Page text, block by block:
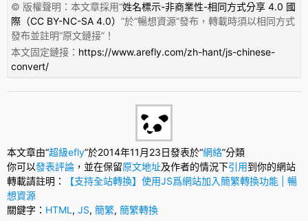
© 版權聲明：本文章採用“姓名標示-非商業性-相同方式分享 4.0 國
際（CC BY-NC-SA 4.0） ”於“暢想資源”發布，轉載時須以相同方式
發布並註明“原文鏈接”！
本文固定鏈接： https://www.arefly.com/zh-hant/js-chinese-
convert/
本文章由“超級efly”於2014年11月23日發表於“網絡”分類
你可以發表評論 ，並在保留原文地址及作者的情況下引用到你的網站
轉載請註明：
【支持全站轉換】使用JS爲網站加入簡繁轉換功能 | 暢
想資源
關鍵字： HTML , JS, 簡繁, 簡繁轉換